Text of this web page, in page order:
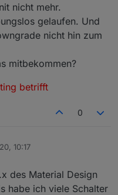
nicht mehr.
gelaufen. Und
nicht hin zum
mitbekommen?
betrifft
0
10:17
des Material Design
habe ich viele Schalter